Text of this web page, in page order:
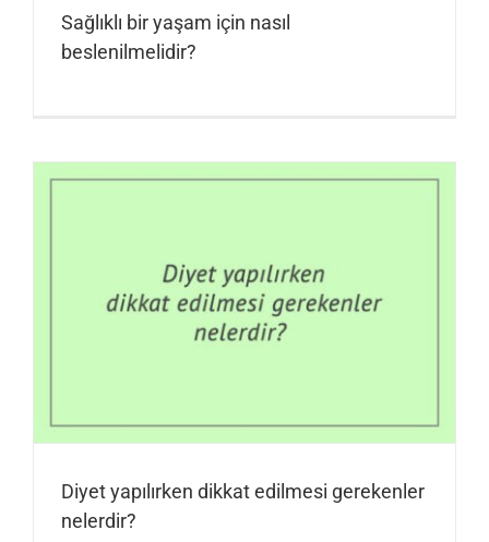
Sağlıklı bir yaşam için nasıl
beslenilmelidir?
Diyet yapılırken dikkat edilmesi gerekenler
nelerdir?